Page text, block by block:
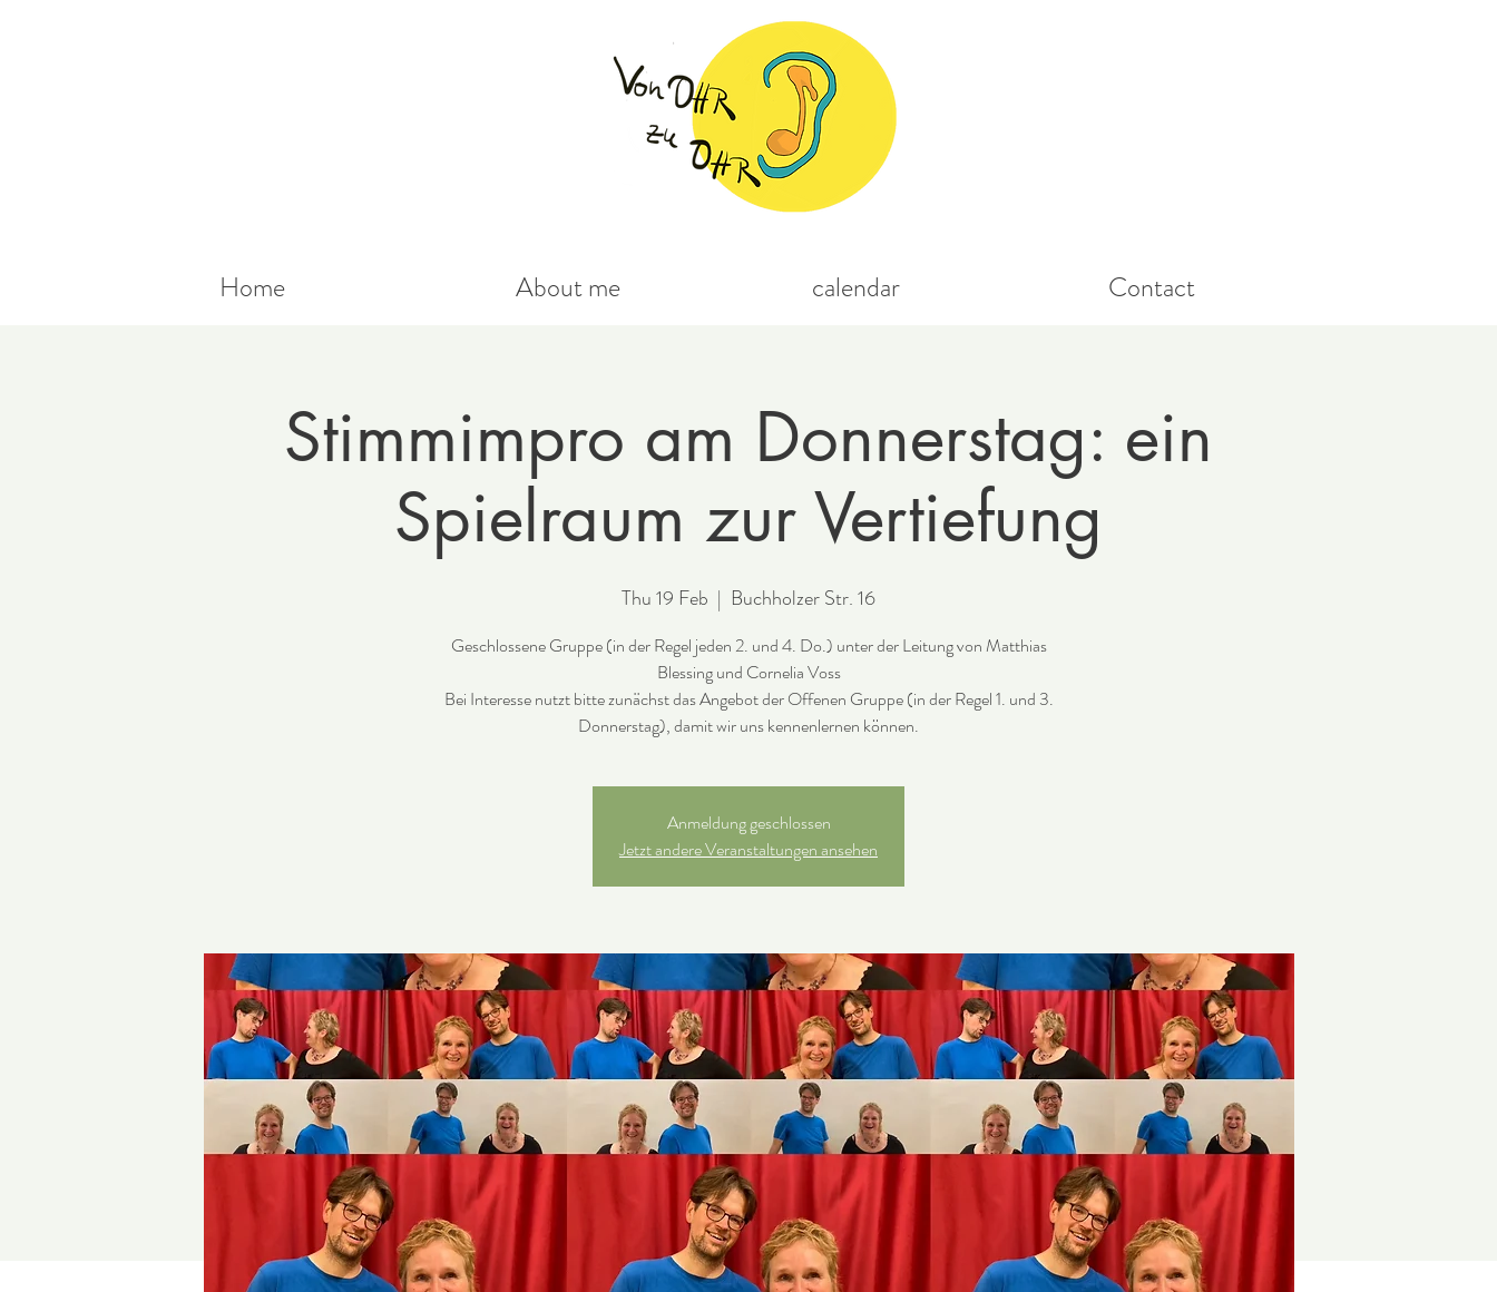
Home About me calendar Contact
Stimmimpro am Donnerstag: ein
Spielraum zur Vertiefung
Thu 19 Feb
  |
Buchholzer Str. 16
Geschlossene Gruppe (in der Regel jeden 2. und 4. Do.) unter der Leitung von Matthias
Blessing und Cornelia Voss
Bei Interesse nutzt bitte zunächst das Angebot der Offenen Gruppe (in der Regel 1. und 3.
Donnerstag), damit wir uns kennenlernen können.
Anmeldung geschlossen
Jetzt andere Veranstaltungen ansehen